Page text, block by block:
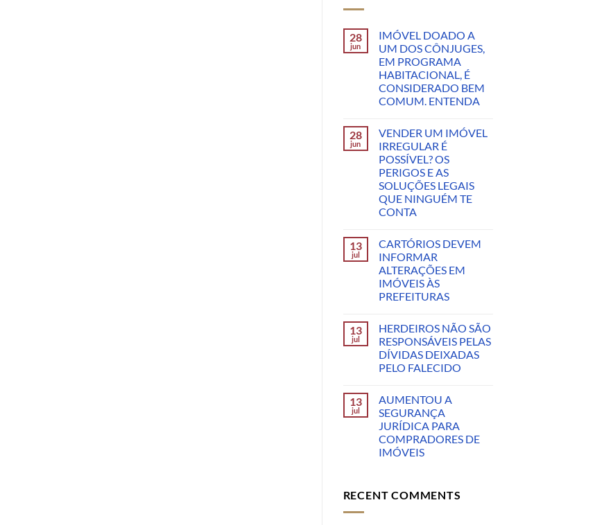
28
jun
IMÓVEL DOADO A
UM DOS CÔNJUGES,
EM PROGRAMA
HABITACIONAL, É
CONSIDERADO BEM
COMUM. ENTENDA
28
jun
VENDER UM IMÓVEL
IRREGULAR É
POSSÍVEL? OS
PERIGOS E AS
SOLUÇÕES LEGAIS
QUE NINGUÉM TE
CONTA
13
jul
CARTÓRIOS DEVEM
INFORMAR
ALTERAÇÕES EM
IMÓVEIS ÀS
PREFEITURAS
13
jul
HERDEIROS NÃO SÃO
RESPONSÁVEIS PELAS
DÍVIDAS DEIXADAS
PELO FALECIDO
13
jul
AUMENTOU A
SEGURANÇA
JURÍDICA PARA
COMPRADORES DE
IMÓVEIS
RECENT COMMENTS